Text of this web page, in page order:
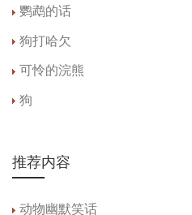
鹦鹉的话
狗打哈欠
可怜的浣熊
狗
推荐内容
动物幽默笑话